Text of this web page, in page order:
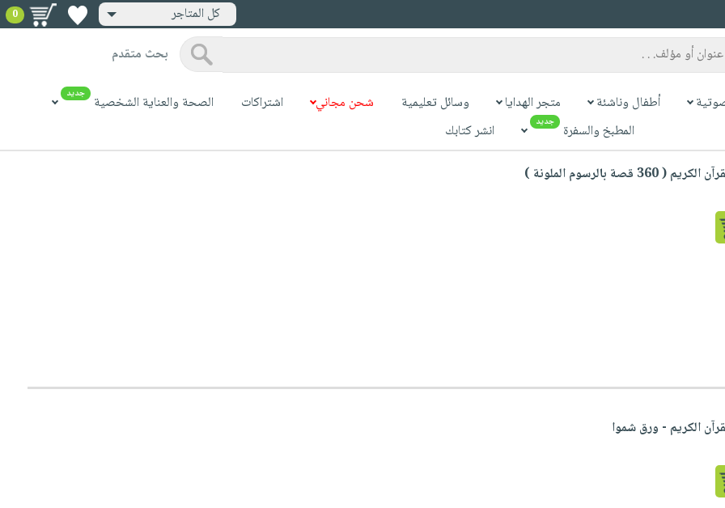
كل المتاجر 0
بحث متقدم
أطفال وناشئة متجر الهدايا وسائل تعليمية شحن مجاني اشتراكات الصحة والعناية الشخصية جديد
المطبخ والسفرة جديد
انشر كتابك
بالرسوم الملونة )
الكريم - ورق شموا